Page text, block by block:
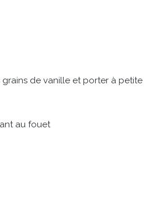
de vanille et porter à petite
au fouet